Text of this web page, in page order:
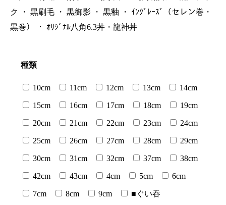
ク
・ 黒刷毛 ・ 黒御影 ・ 黒釉 ・
ｲﾝｸﾞﾚｰｽﾞ（セレン巻・
黒巻）
・ ｵﾘｼﾞﾅﾙ八角6.3丼・龍神丼
種類
10cm 11cm 12cm 13cm 14cm
15cm 16cm 17cm 18cm 19cm
20cm 21cm 22cm 23cm 24cm
25cm 26cm 27cm 28cm 29cm
30cm 31cm 32cm 37cm 38cm
42cm 43cm 4cm 5cm 6cm
7cm 8cm 9cm ■ぐい吞